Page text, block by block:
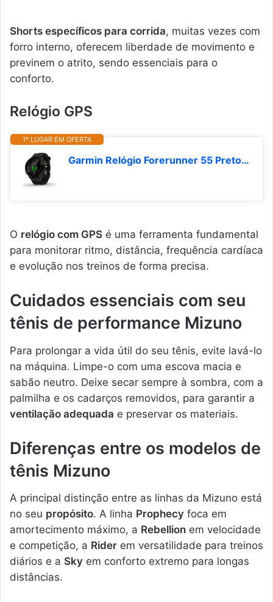
Shorts específicos para corrida, muitas vezes com
forro interno, oferecem liberdade de movimento e
previnem o atrito, sendo essenciais para o
conforto.
Relógio GPS
1º LUGAR EM OFERTA
Garmin Relógio Forerunner 55 Preto 42mm com Monitor Cardíaco de Pulso e GPS
O relógio com GPS é uma ferramenta fundamental
para monitorar ritmo, distância, frequência cardíaca
e evolução nos treinos de forma precisa.
Cuidados essenciais com seu
tênis de performance Mizuno
Para prolongar a vida útil do seu tênis, evite lavá-lo
na máquina. Limpe-o com uma escova macia e
sabão neutro. Deixe secar sempre à sombra, com a
palmilha e os cadarços removidos, para garantir a
ventilação adequada e preservar os materiais.
Diferenças entre os modelos de
tênis Mizuno
A principal distinção entre as linhas da Mizuno está
no seu propósito. A linha Prophecy foca em
amortecimento máximo, a Rebellion em velocidade
e competição, a Rider em versatilidade para treinos
diários e a Sky em conforto extremo para longas
distâncias.